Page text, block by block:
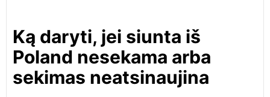
Ką daryti, jei siunta iš
Poland nesekama arba
sekimas neatsinaujina